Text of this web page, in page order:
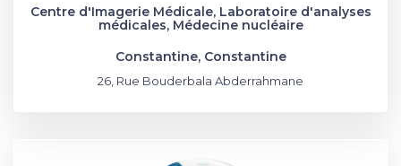
Centre d'Imagerie Médicale, Laboratoire d'analyses
médicales, Médecine nucléaire
Constantine, Constantine
26, Rue Bouderbala Abderrahmane